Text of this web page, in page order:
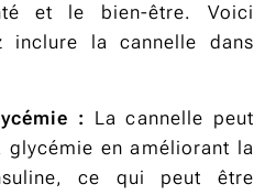
et le bien-être. Voici
inclure la cannelle dans
:
La cannelle peut
en améliorant la
ce qui peut être